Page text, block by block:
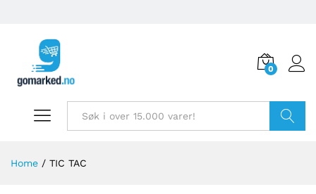
0
Home / TIC TAC